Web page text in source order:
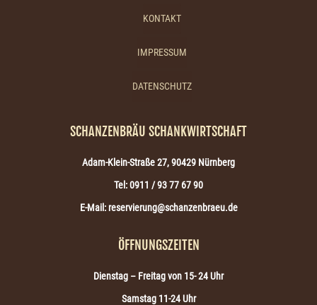
KONTAKT
IMPRESSUM
DATENSCHUTZ
SCHANZENBRÄU SCHANKWIRTSCHAFT
Adam-Klein-Straße 27, 90429 Nürnberg
Tel: 0911 / 93 77 67 90
E-Mail: reservierung@schanzenbraeu.de
ÖFFNUNGSZEITEN
Dienstag – Freitag von 15- 24 Uhr
Samstag 11-24 Uhr